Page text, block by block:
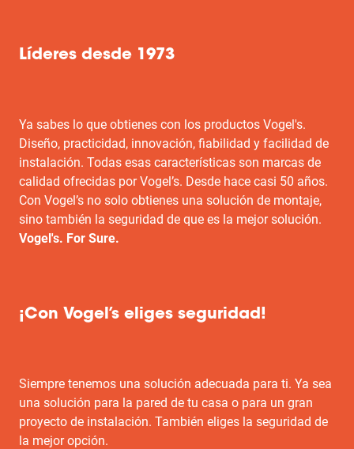
Líderes desde 1973
Ya sabes lo que obtienes con los productos Vogel's.
Diseño, practicidad, innovación, fiabilidad y facilidad de
instalación. Todas esas características son marcas de
calidad ofrecidas por Vogel’s. Desde hace casi 50 años.
Con Vogel’s no solo obtienes una solución de montaje,
sino también la seguridad de que es la mejor solución.
Vogel's. For Sure.
¡Con Vogel’s eliges seguridad!
Siempre tenemos una solución adecuada para ti. Ya sea
una solución para la pared de tu casa o para un gran
proyecto de instalación. También eliges la seguridad de
la mejor opción.